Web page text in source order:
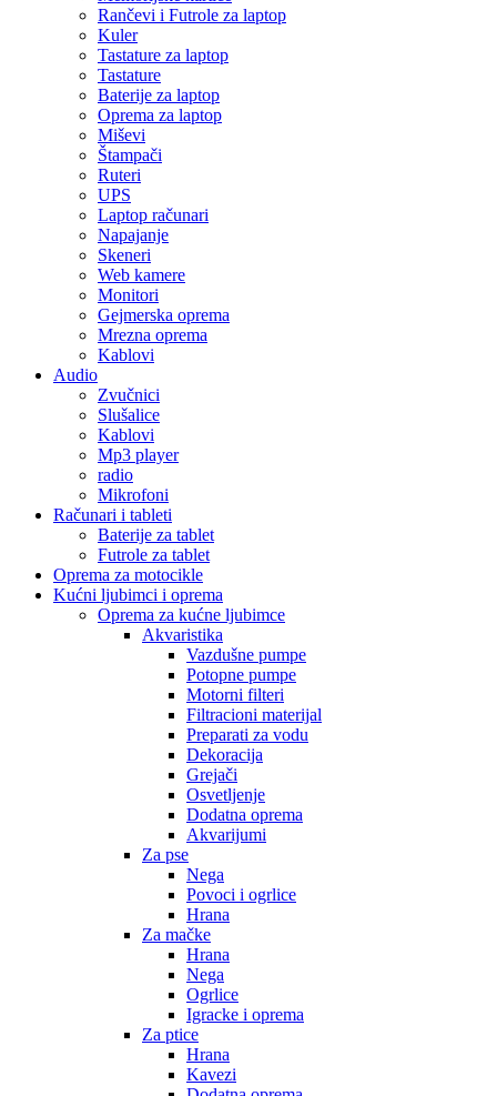
Rančevi i Futrole za laptop
Kuler
Tastature za laptop
Tastature
Baterije za laptop
Oprema za laptop
Miševi
Štampači
Ruteri
UPS
Laptop računari
Napajanje
Skeneri
Web kamere
Monitori
Gejmerska oprema
Mrezna oprema
Kablovi
Audio
Zvučnici
Slušalice
Kablovi
Mp3 player
radio
Mikrofoni
Računari i tableti
Baterije za tablet
Futrole za tablet
Oprema za motocikle
Kućni ljubimci i oprema
Oprema za kućne ljubimce
Akvaristika
Vazdušne pumpe
Potopne pumpe
Motorni filteri
Filtracioni materijal
Preparati za vodu
Dekoracija
Grejači
Osvetljenje
Dodatna oprema
Akvarijumi
Za pse
Nega
Povoci i ogrlice
Hrana
Za mačke
Hrana
Nega
Ogrlice
Igracke i oprema
Za ptice
Hrana
Kavezi